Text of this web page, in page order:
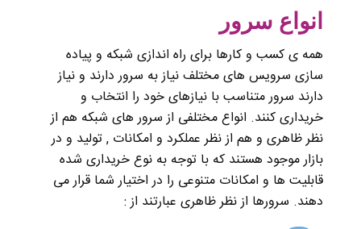
انواع سرور
همه ی کسب و کارها برای راه اندازی شبکه و پیاده
سازی سرویس های مختلف نیاز به سرور دارند و نیاز
دارند سرور متناسب با نیازهای خود را انتخاب و
خریداری کنند. انواع مختلفی از سرور های شبکه هم از
نظر ظاهری و هم از نظر عملکرد و امکانات , تولید و در
بازار موجود هستند که با توجه به نوع خریداری شده
قابلیت ها و امکانات متنوعی را در اختیار شما قرار می
دهند. سرورها از نظر ظاهری عبارتند از :